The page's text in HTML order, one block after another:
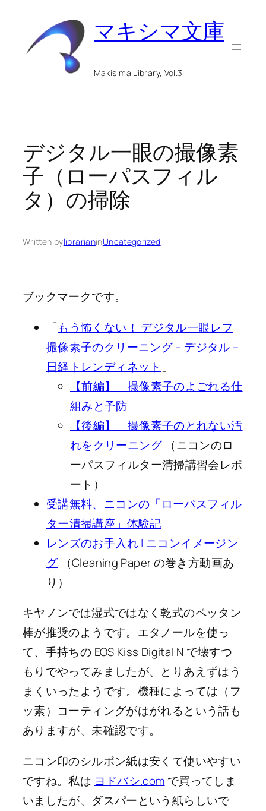
マキシマ文庫
Makisima Library, Vol.3
デジタル一眼の撮像素
子（ローパスフィル
タ）の掃除
Written bylibrarianinUncategorized
ブックマークです。
「もう怖くない！ デジタル一眼レフ
撮像素子のクリーニング – デジタル –
日経トレンディネット 」
【前編】 撮像素子のよごれる仕
組みと予防
【後編】 撮像素子のとれない汚
れをクリーニング（ニコンのロ
ーパスフィルター清掃講習会レポ
ート）
受講無料、ニコンの「ローパスフィル
ター清掃講座」体験記
レンズのお手入れ | ニコンイメージン
グ（Cleaning Paper の巻き方動画あ
り）
キヤノンでは湿式ではなく乾式のペッタン
棒が推奨のようです。エタノールを使っ
て、手持ちの EOS Kiss Digital N で壊すつ
もりでやってみましたが、とりあえずはう
まくいったようです。機種によっては（フ
ッ素）コーティングがはがれるという話も
ありますが、未確認です。
ニコン印のシルボン紙は安くて使いやすい
ですね。私は ヨドバシ.com で買ってしま
いましたが、ダスパーという紙らしいで